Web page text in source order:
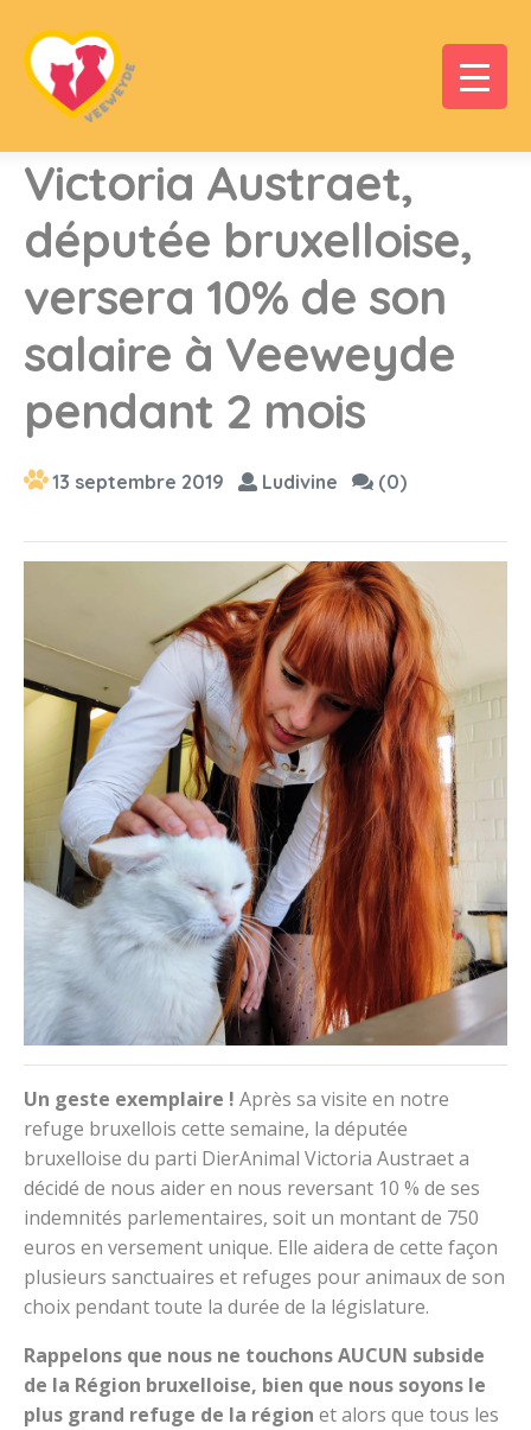
Victoria Austraet,
députée bruxelloise,
versera 10% de son
salaire à Veeweyde
pendant 2 mois
13 septembre 2019 Ludivine (0)
Un geste exemplaire ! Après sa visite en notre
refuge bruxellois cette semaine, la députée
bruxelloise du parti DierAnimal Victoria Austraet a
décidé de nous aider en nous reversant 10 % de ses
indemnités parlementaires, soit un montant de 750
euros en versement unique. Elle aidera de cette façon
plusieurs sanctuaires et refuges pour animaux de son
choix pendant toute la durée de la législature.
Rappelons que nous ne touchons AUCUN subside
de la Région bruxelloise, bien que nous soyons le
plus grand refuge de la région et alors que tous les